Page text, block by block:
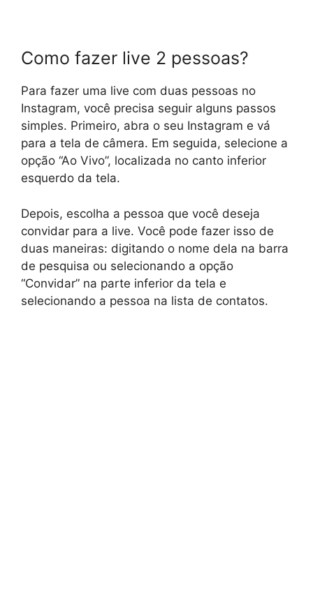
Como fazer live 2 pessoas?
Para fazer uma live com duas pessoas no
Instagram, você precisa seguir alguns passos
simples. Primeiro, abra o seu Instagram e vá
para a tela de câmera. Em seguida, selecione a
opção “Ao Vivo”, localizada no canto inferior
esquerdo da tela.
Depois, escolha a pessoa que você deseja
convidar para a live. Você pode fazer isso de
duas maneiras: digitando o nome dela na barra
de pesquisa ou selecionando a opção
“Convidar” na parte inferior da tela e
selecionando a pessoa na lista de contatos.